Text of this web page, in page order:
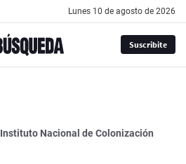
lunes 10 de agosto de 2026
Suscribite
Instituto Nacional de Colonización